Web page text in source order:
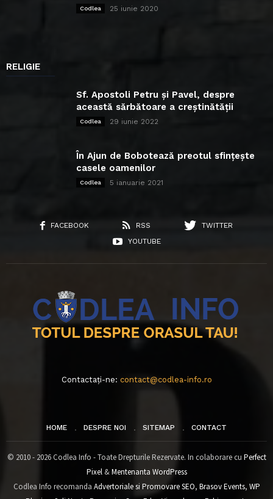
Codlea 25 iunie 2020
RELIGIE
Sf. Apostoli Petru și Pavel, despre
această sărbătoare a creștinătății
Codlea 29 iunie 2022
În Ajun de Bobotează preotul sfințește
casele oamenilor
Codlea 5 ianuarie 2021
FACEBOOK RSS
TWITTER
YOUTUBE
Contactați-ne: contact@codlea-info.ro
HOME DESPRE NOI SITEMAP CONTACT
© 2010 - 2026 Codlea Info - Toate Drepturile Rezervate. In colaborare cu Perfect
Pixel&Mentenanta WordPress
Codlea Info recomanda Advertoriale si Promovare SEO, Brasov Events, WP